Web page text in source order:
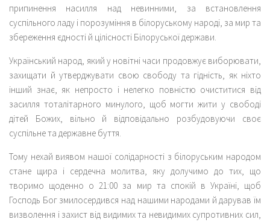
припинення насилля над невинними, за встановлення
суспільного ладу і порозуміння в білоруському народі, за мир та
збереження єдності й цілісності Білоруської держави.
Український народ, який у новітні часи продовжує виборювати,
захищати й утверджувати свою свободу та гідність, як ніхто
інший знає, як непросто і нелегко повністю очиститися від
засилля тоталітарного минулого, щоб могти жити у свободі
дітей Божих, вільно й відповідально розбудовуючи своє
суспільне та державне буття.
Тому нехай виявом нашої солідарності з білоруським народом
стане щира і сердечна молитва, яку долучимо до тих, що
творимо щоденно о 21:00 за мир та спокій в Україні, щоб
Господь Бог змилосердився над нашими народами й дарував їм
визволення і захист від видимих та невидимих супротивних сил,